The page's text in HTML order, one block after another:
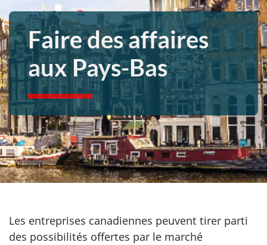
Faire des affaires
aux Pays-Bas
Les entreprises canadiennes peuvent tirer parti
des possibilités offertes par le marché